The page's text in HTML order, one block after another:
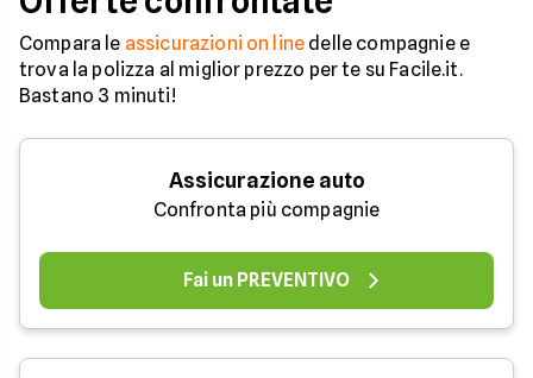
Compara le assicurazioni on line delle compagnie e
trova la polizza al miglior prezzo per te su Facile.it.
Bastano 3 minuti!
Assicurazione auto
Confronta più compagnie
Fai un PREVENTIVO